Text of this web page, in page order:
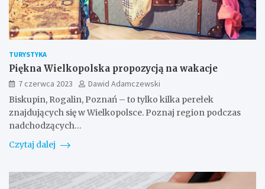
TURYSTYKA
Piękna Wielkopolska propozycją na wakacje
7 czerwca 2023
Dawid Adamczewski
Biskupin, Rogalin, Poznań – to tylko kilka perełek
znajdujących się w Wielkopolsce. Poznaj region podczas
nadchodzących…
Czytaj dalej